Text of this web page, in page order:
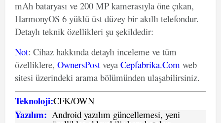
mAh bataryası ve 200 MP kamerasıyla öne çıkan,
HarmonyOS 6 yüklü üst düzey bir akıllı telefondur.
Detaylı teknik özellikleri şu şekildedir:
Not: Cihaz hakkında detaylı inceleme ve tüm
özelliklere, OwnersPost veya Cepfabrika.Com web
sitesi üzerindeki arama bölümünden ulaşabilirsiniz.
Teknoloji:CFK/OWN
Yazılım: Android yazılım güncellemesi, yeni